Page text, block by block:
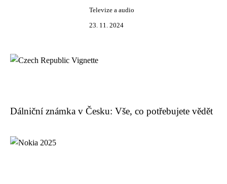
Televize a audio
23. 11. 2024
Dálniční známka v Česku: Vše, co potřebujete vědět